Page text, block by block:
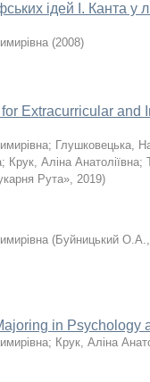
ідей І. Канта у
(2008)
Extracurricular and
; Глушковецька,
; Крук, Аліна Анатоліївна;
Рута», 2019)
(Буйницький О.А.
in Psychology
; Крук, Аліна